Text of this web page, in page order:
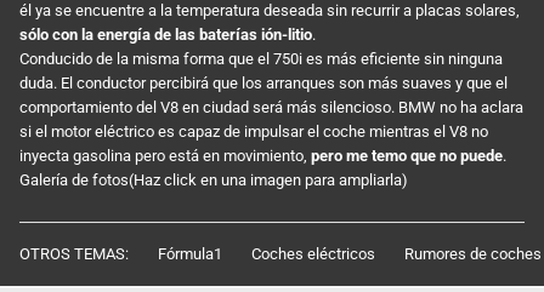
él ya se encuentre a la temperatura deseada sin recurrir a placas solares,
sólo con la energía de las baterías ión-litio.
Conducido de la misma forma que el 750i es más eficiente sin ninguna
duda. El conductor percibirá que los arranques son más suaves y que el
comportamiento del V8 en ciudad será más silencioso. BMW no ha aclara
si el motor eléctrico es capaz de impulsar el coche mientras el V8 no
inyecta gasolina pero está en movimiento, pero me temo que no puede.
Galería de fotos(Haz click en una imagen para ampliarla)
OTROS TEMAS: Fórmula1 Coches eléctricos Rumores de coches